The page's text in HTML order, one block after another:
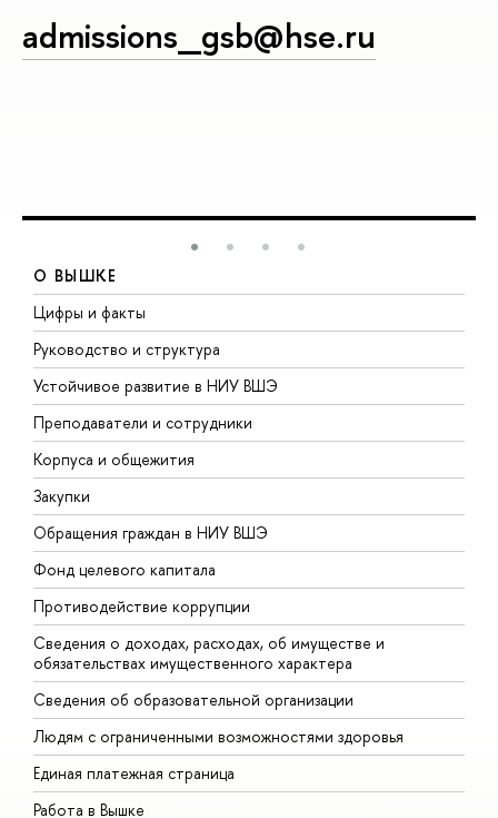
admissions_gsb@hse.ru
О ВЫШКЕ
Цифры и факты
Руководство и структура
Устойчивое развитие в НИУ ВШЭ
Преподаватели и сотрудники
Корпуса и общежития
Закупки
Обращения граждан в НИУ ВШЭ
Фонд целевого капитала
Противодействие коррупции
Сведения о доходах, расходах, об имуществе и
обязательствах имущественного характера
Сведения об образовательной организации
Людям с ограниченными возможностями здоровья
Единая платежная страница
Работа в Вышке